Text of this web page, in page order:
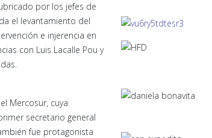
por los jefes de
el levantamiento del
e injerencia en
con Luis Lacalle Pou y
Mercosur, cuya
secretario general
fue protagonista